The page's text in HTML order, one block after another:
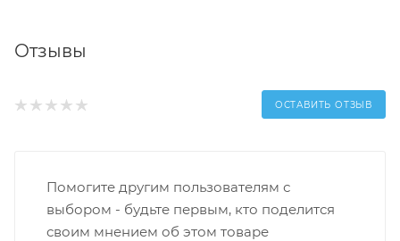
Отзывы
ОСТАВИТЬ ОТЗЫВ
Помогите другим пользователям с
выбором - будьте первым, кто поделится
своим мнением об этом товаре